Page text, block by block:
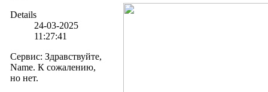
Details
24-03-2025
11:27:41
Сервис: Здравствуйте,
Name. К сожалению,
но нет.